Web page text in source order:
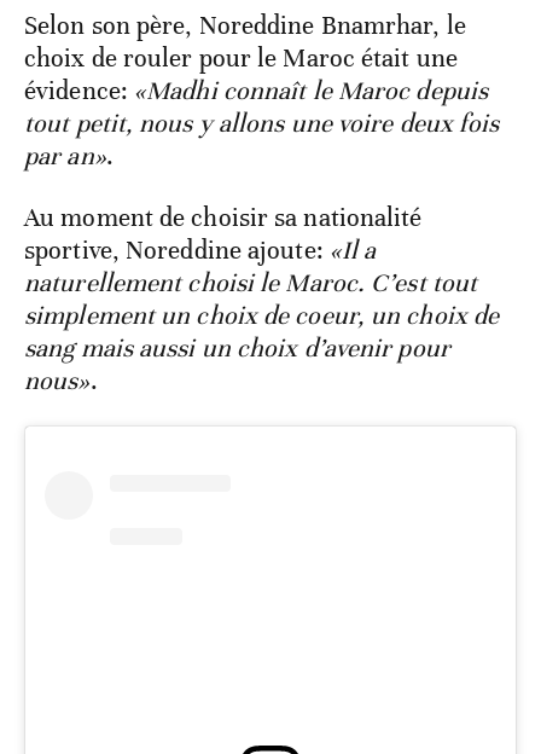
Selon son père, Noreddine Bnamrhar, le
choix de rouler pour le Maroc était une
évidence: «Madhi connaît le Maroc depuis
tout petit, nous y allons une voire deux fois
par an».
Au moment de choisir sa nationalité
sportive, Noreddine ajoute: «Il a
naturellement choisi le Maroc. C’est tout
simplement un choix de coeur, un choix de
sang mais aussi un choix d’avenir pour
nous».